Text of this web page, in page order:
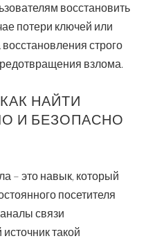
восстановить
потери ключей или
строго
взлома.
НАЙТИ
И БЕЗОПАСНО
– это навык, который
посетителя
связи
такой